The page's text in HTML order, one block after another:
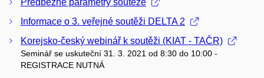
Předběžné parametry soutěže
Informace o 3. veřejné soutěži DELTA 2
Korejsko-český webinář k soutěži (KIAT - TAČR)
Seminář se uskuteční 31. 3. 2021 od 8:30 do 10:00 -
REGISTRACE NUTNÁ